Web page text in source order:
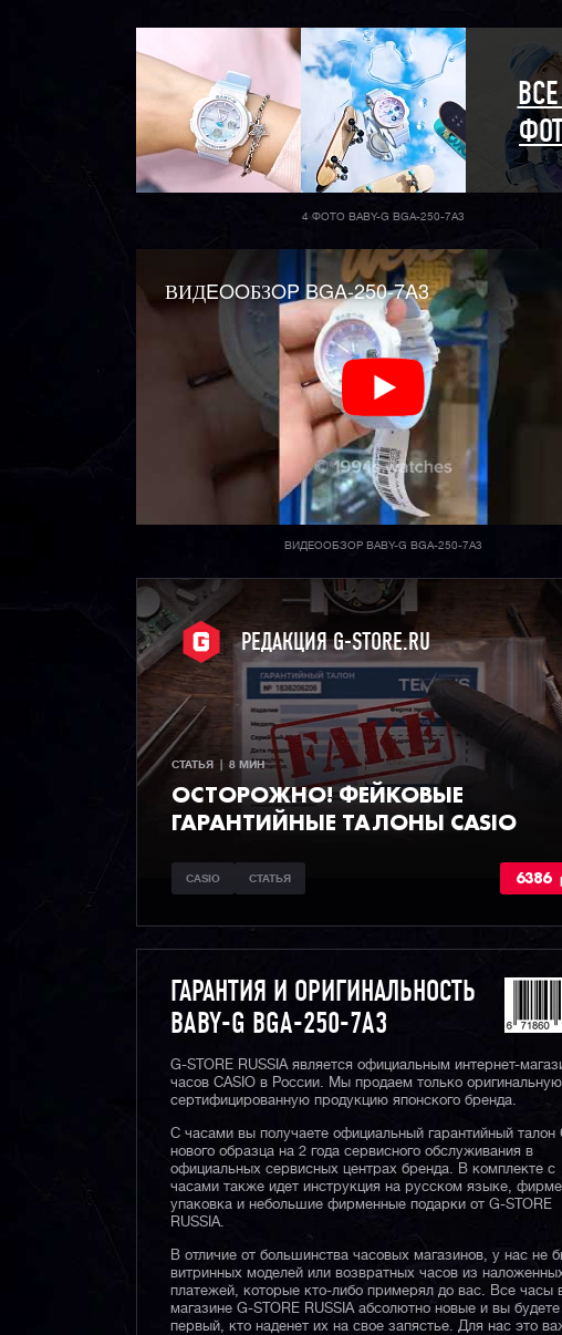
4 ФОТО BABY-G BGA-250-7A3
ВИДEOOБЗOP BGA-250-7A3
ВИДЕООБЗОР BABY-G BGA-250-7A3
РЕДАКЦИЯ G-STORE.RU
СТАТЬЯ  |  8 МИН
ОСТОРОЖНО! ФЕЙКОВЫЕ
ГАРАНТИЙНЫЕ ТАЛОНЫ CASIO
CASIO СТАТЬЯ 6386
ГАРАНТИЯ И ОРИГИНАЛЬНОСТЬ
BABY-G BGA-250-7A3
G-STORE RUSSIA является официальным интернет-
часов CASIO в России. Мы продаем только
сертифицированную продукцию японского бренда.
С часами вы получаете официальный гарантийный талон
нового образца на 2 года сервисного обслуживания в
официальных сервисных центрах бренда. В комплекте с
часами также идет инструкция на русском языке,
упаковка и небольшие фирменные подарки от G-STORE
RUSSIA.
В отличие от большинства часовых магазинов, у нас не
витринных моделей или возвратных часов из
платежей, которые кто-либо примерял до вас. Все часы
магазине G-STORE RUSSIA абсолютно новые и вы будете
первый, кто наденет их на свое запястье. Для нас это